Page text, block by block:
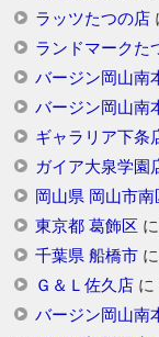
ラッツたつの店
ランドマークた
バージン岡山南
バージン岡山南
ギャラリア下条
ガイア大泉学園
岡山県 岡山市南
東京都 葛飾区 に
千葉県 船橋市に
Ｇ＆Ｌ佐久店に
バージン岡山南